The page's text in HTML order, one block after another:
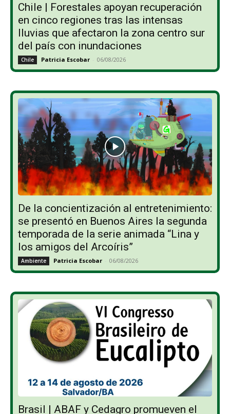
Chile | Forestales apoyan recuperación
en cinco regiones tras las intensas
lluvias que afectaron la zona centro sur
del país con inundaciones
Chile Patricia Escobar - 06/08/2026
De la concientización al entretenimiento:
se presentó en Buenos Aires la segunda
temporada de la serie animada “Lina y
los amigos del Arcoíris”
Ambiente Patricia Escobar - 06/08/2026
Brasil | ABAF y Cedagro promueven el